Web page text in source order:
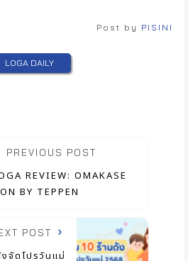
Post by PISINI
LOGA DAILY
PREVIOUS POST
REVIEW: OMAKASE
BY TEPPEN
POST
จัดโปรวันแม่